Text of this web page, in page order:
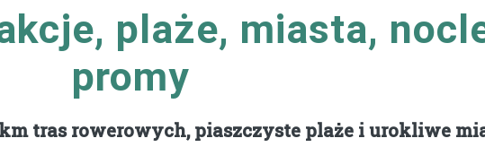
plaże, miasta,
promy
tras rowerowych, piaszczyste plaże i urokliwe